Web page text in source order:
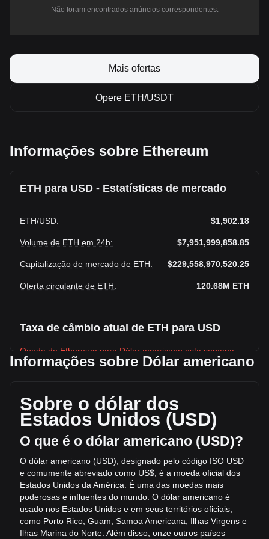
Não foram encontrados anúncios correspondentes.
Mais ofertas
Opere ETH/USDT
Informações sobre Ethereum
ETH para USD - Estatísticas de mercado
ETH/USD: $1,902.18
Volume de ETH em 24h: $7,951,999,858.85
Capitalização de mercado de ETH: $229,558,970,520.25
Oferta circulante de ETH: 120.68M ETH
Taxa de câmbio atual de ETH para USD
Queda de Ethereum para Dólar americano esta semana.
O preço de mercado atual de Ethereum é $1,902.18 por
$229,558,970,520.25 USD com base em uma oferta
circulante de 120,682,140 ETH. O volume de trading de
Ethereum teve variação de -17.91% ($-1,734,539,552.83
USD) nas últimas 24 horas. No último dia de operações, o
volume de trading de ETH foi de $9,686,539,411.68.
Mais informações sobre Ethereum na Bitget
Preço de Ethereum
Previsão de preço do token Ethereum
O que é Ethereum (ETH)
Calculadora de lucros de Ethereum
Informações sobre Dólar americano
Sobre o dólar dos
Estados Unidos (USD)
O que é o dólar americano (USD)?
O dólar americano (USD), designado pelo código ISO USD
e comumente abreviado como US$, é a moeda oficial dos
Estados Unidos da América. É uma das moedas mais
poderosas e influentes do mundo. O dólar americano é
usado nos Estados Unidos e em seus territórios oficiais,
como Porto Rico, Guam, Samoa Americana, Ilhas Virgens e
Ilhas Marina do Norte. Além disso, onze outros países